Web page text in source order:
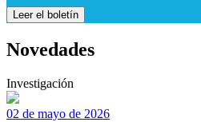
Leer el boletín
Novedades
Investigación
02 de mayo de 2026